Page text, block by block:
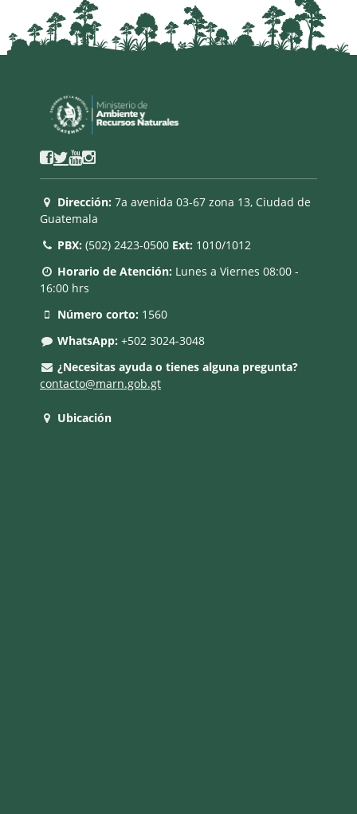
Dirección: 7a avenida 03-67 zona 13, Ciudad de
Guatemala
PBX: (502) 2423-0500 Ext: 1010/1012
Horario de Atención: Lunes a Viernes 08:00 -
16:00 hrs
Número corto: 1560
WhatsApp: +502 3024-3048
¿Necesitas ayuda o tienes alguna pregunta?
contacto@marn.gob.gt
Ubicación